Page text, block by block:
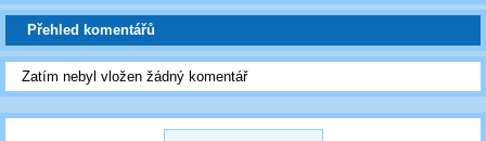
Přehled komentářů
Zatím nebyl vložen žádný komentář